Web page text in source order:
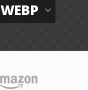
WEBP